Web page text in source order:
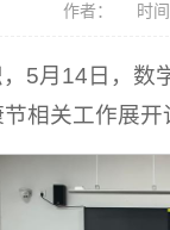
作者： 时
5月14日，
相关工作展开